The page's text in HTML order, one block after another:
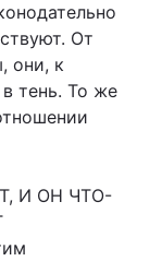
От
они, к
тень. То же
И ОН ЧТО-